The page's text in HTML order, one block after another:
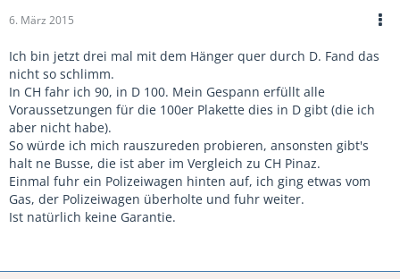
6. März 2015
Ich bin jetzt drei mal mit dem Hänger quer durch D. Fand das
nicht so schlimm.
In CH fahr ich 90, in D 100. Mein Gespann erfüllt alle
Voraussetzungen für die 100er Plakette dies in D gibt (die ich
aber nicht habe).
So würde ich mich rauszureden probieren, ansonsten gibt's
halt ne Busse, die ist aber im Vergleich zu CH Pinaz.
Einmal fuhr ein Polizeiwagen hinten auf, ich ging etwas vom
Gas, der Polizeiwagen überholte und fuhr weiter.
Ist natürlich keine Garantie.